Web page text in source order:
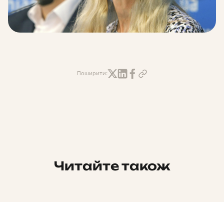
Поширити:
Читайте також